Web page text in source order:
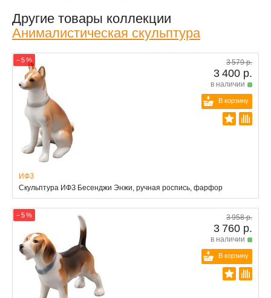
Другие товары коллекции
Анималистическая скульптура
− 5 % 3 579 р.
3 400 р.
в наличии
В корзину
ИФЗ
Скульптура ИФЗ Бесенджи Энжи, ручная роспись, фарфор
− 5 % 3 958 р.
3 760 р.
в наличии
В корзину